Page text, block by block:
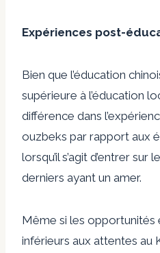
Expériences post-
Bien que l’éducation
supérieure à l’éducation
différence dans
ouzbeks par rapport aux
lorsqu’il s’agit d’entrer
derniers ayant un amer.
Même si les opportunités
inférieurs aux attentes au